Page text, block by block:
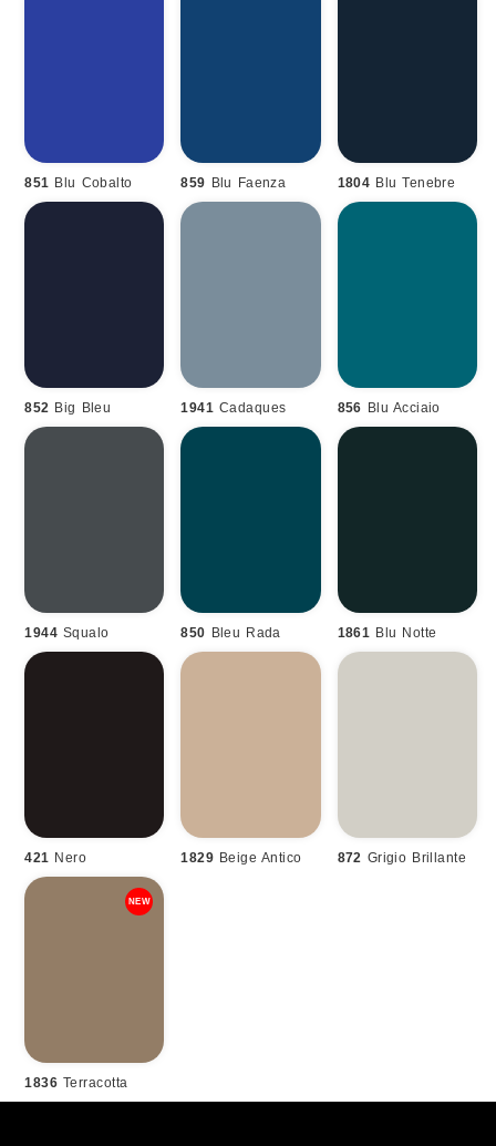
851 Blu Cobalto 859 Blu Faenza 1804 Blu Tenebre
852 Big Bleu 1941 Cadaques 856 Blu Acciaio
1944 Squalo 850 Bleu Rada 1861 Blu Notte
421 Nero 1829 Beige Antico 872 Grigio Brillante
1836 Terracotta